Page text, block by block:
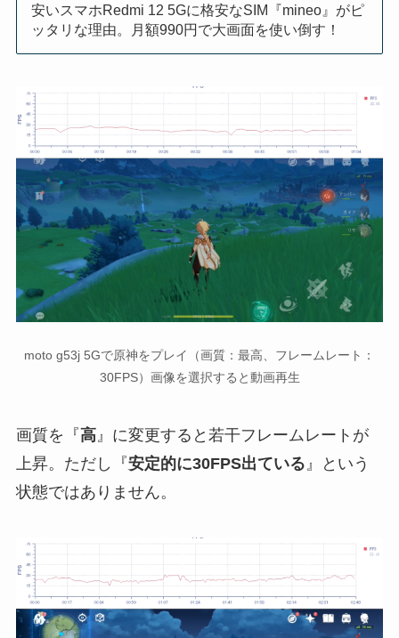
安いスマホRedmi 12 5Gに格安なSIM『mineo』がピ
ッタリな理由。月額990円で大画面を使い倒す！
moto g53j 5Gで原神をプレイ（画質：最高、フレームレート：
30FPS）画像を選択すると動画再生
画質を『高』に変更すると若干フレームレートが
上昇。ただし『安定的に30FPS出ている 』という
状態ではありません。